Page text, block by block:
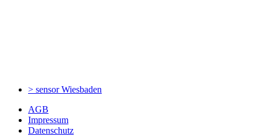
> sensorWiesbaden
AGB
Impressum
Datenschutz